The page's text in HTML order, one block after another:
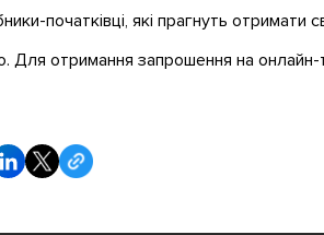
початківці, які прагнуть отримати
Для отримання запрошення на онлайн-